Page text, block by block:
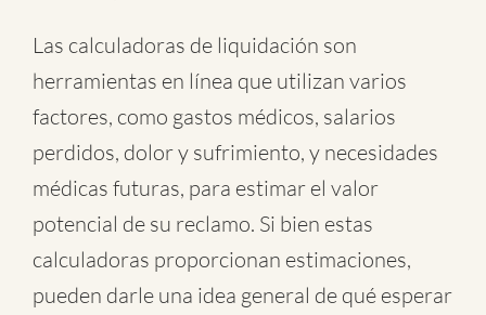
Las calculadoras de liquidación son
herramientas en línea que utilizan varios
factores, como gastos médicos, salarios
perdidos, dolor y sufrimiento, y necesidades
médicas futuras, para estimar el valor
potencial de su reclamo. Si bien estas
calculadoras proporcionan estimaciones,
pueden darle una idea general de qué esperar